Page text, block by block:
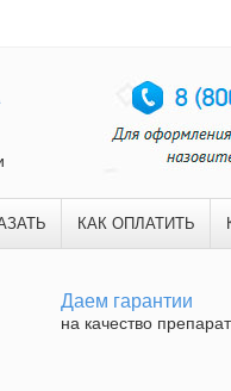
КАК ОПЛАТИТЬ
Даем гарантии
на качество